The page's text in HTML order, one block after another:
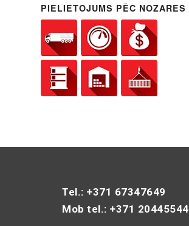
PIELIETOJUMS PĒC NOZARES
Tel.: +371 67347649
Mob tel.: +371 20445544